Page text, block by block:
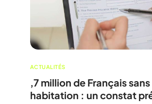
ACTUALITÉS
,7 million de Français
habitation : un constat